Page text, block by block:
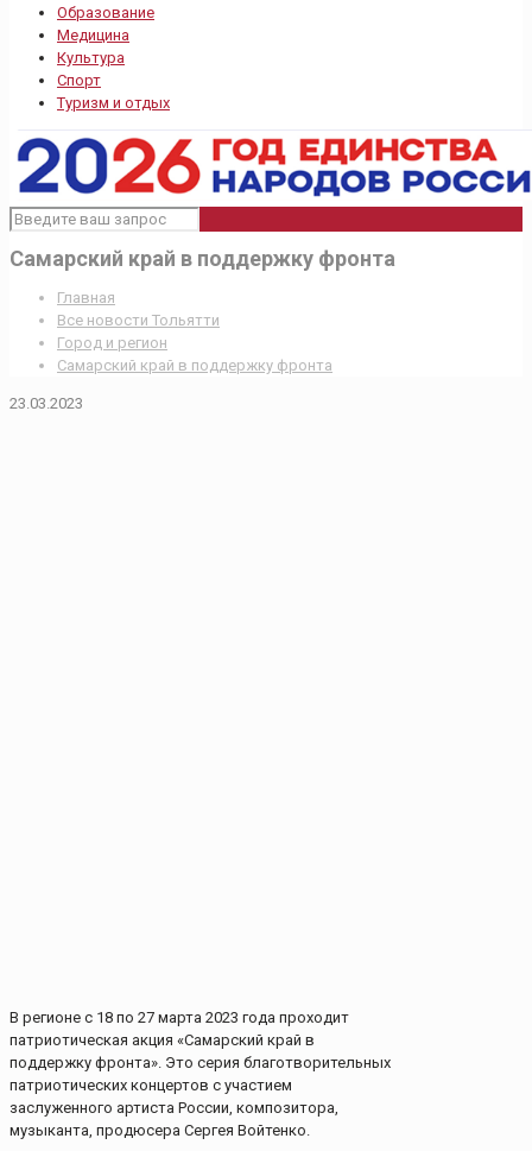
Образование
Медицина
Культура
Спорт
Туризм и отдых
Самарский край в поддержку фронта
Главная
Все новости Тольятти
Город и регион
Самарский край в поддержку фронта
23.03.2023
В регионе с 18 по 27 марта 2023 года проходит
патриотическая акция «Самарский край в
поддержку фронта». Это серия благотворительных
патриотических концертов с участием
заслуженного артиста России, композитора,
музыканта, продюсера Сергея Войтенко.